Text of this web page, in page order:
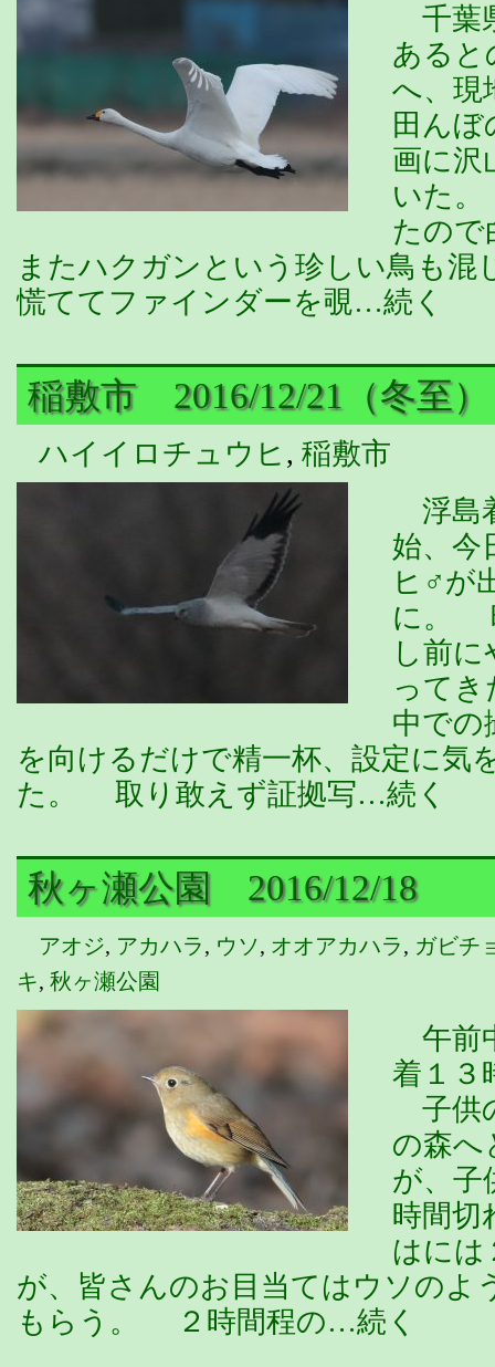
千葉
あると
へ、現
田んぼ
画に沢
いた
たので
またハクガンという珍しい鳥も混
慌ててファインダーを覗…続く
稲敷市 2016/12/21（冬至）
ハイイロチュウヒ , 稲敷市
浮島
始、今
ヒ♂が
に。
し前
って
中での
を向けるだけで精一杯、設定に気
た。 取り敢えず証拠写…続く
秋ヶ瀬公園 2016/12/18
アオジ, アカハラ, ウソ, オオアカハラ, ガビチ
キ, 秋ヶ瀬公園
午前
着１３
子供
の森へ
が、子
時間
はには
が、皆さんのお目当てはウソのよ
もらう。 ２時間程の…続く